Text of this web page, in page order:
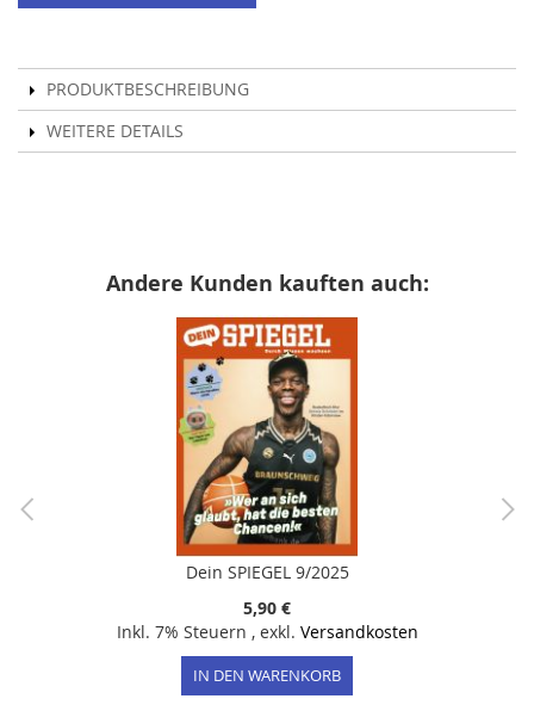
PRODUKTBESCHREIBUNG
WEITERE DETAILS
Andere Kunden kauften auch:
Dein SPIEGEL 9/2025
5,90 €
Inkl. 7% Steuern , exkl. Versandkosten
IN DEN WARENKORB